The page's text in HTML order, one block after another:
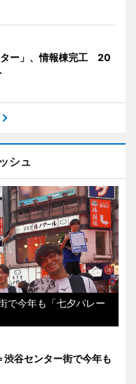
ー」、情報棟完工 20
シュ
で今年も「七夕パレー
谷センター街で今年も